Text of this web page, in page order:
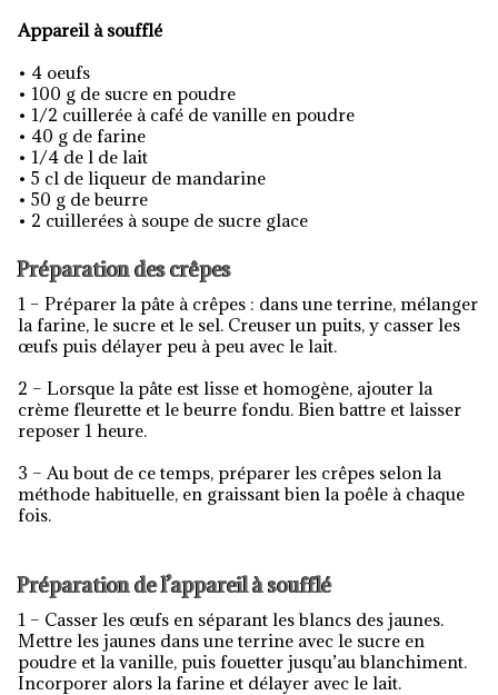
Appareil à soufflé
• 4 oeufs
• 100 g de sucre en poudre
• 1/2 cuillerée à café de vanille en poudre
• 40 g de farine
• 1/4 de l de lait
• 5 cl de liqueur de mandarine
• 50 g de beurre
• 2 cuillerées à soupe de sucre glace
Préparation des crêpes
1 – Préparer la pâte à crêpes : dans une terrine, mélanger
la farine, le sucre et le sel. Creuser un puits, y casser les
œufs puis délayer peu à peu avec le lait.
2 – Lorsque la pâte est lisse et homogène, ajouter la
crème fleurette et le beurre fondu. Bien battre et laisser
reposer 1 heure.
3 – Au bout de ce temps, préparer les crêpes selon la
méthode habituelle, en graissant bien la poêle à chaque
fois.
Préparation de l’appareil à soufflé
1 – Casser les œufs en séparant les blancs des jaunes.
Mettre les jaunes dans une terrine avec le sucre en
poudre et la vanille, puis fouetter jusqu’au blanchiment.
Incorporer alors la farine et délayer avec le lait.